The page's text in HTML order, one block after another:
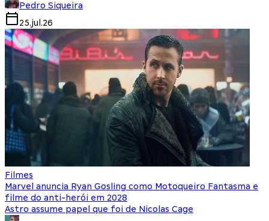
Pedro Siqueira
25.jul.26
Filmes
Marvel anuncia Ryan Gosling como Motoqueiro Fantasma e
filme do anti-herói em 2028
Astro assume papel que foi de Nicolas Cage